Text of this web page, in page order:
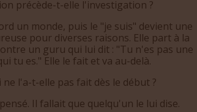
précède-t-elle l'investigation ?
un monde, puis le "je suis" devient une
pour diverses raisons. Elle part à la
un guru qui lui dit : "Tu n'es pas une
tu es." Elle le fait et va au-delà.
l'a-t-elle pas fait dès le début ?
Il fallait que quelqu'un le lui dise.